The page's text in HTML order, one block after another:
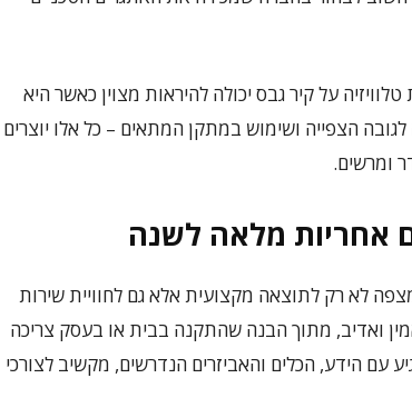
על קיר גבס יכולה להיראות מצוין כאשר היא
הצפייה ושימוש במתקן המתאים – כל אלו יוצרים
ומרשים.
אחריות מלאה לשנה
לא רק לתוצאה מקצועית אלא גם לחוויית שירות
ואדיב, מתוך הבנה שהתקנה בבית או בעסק צריכה
עם הידע, הכלים והאביזרים הנדרשים, מקשיב לצורכי